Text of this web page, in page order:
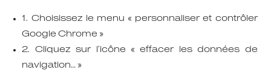
1. Choisissez le menu « personnaliser et contrôler
Google Chrome »
2. Cliquez sur l’icône « effacer les données de
navigation… »